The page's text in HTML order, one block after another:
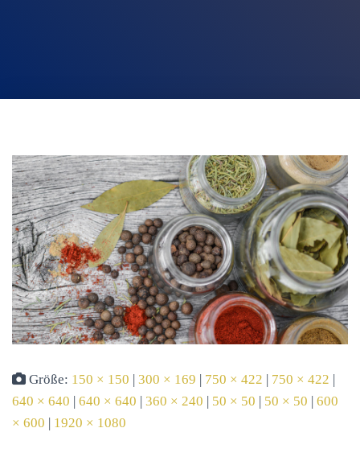
Größe: 150 × 150 | 300 × 169 | 750 × 422 | 750 × 422 |
640 × 640 | 640 × 640 | 360 × 240 | 50 × 50 | 50 × 50 | 600
× 600 | 1920 × 1080